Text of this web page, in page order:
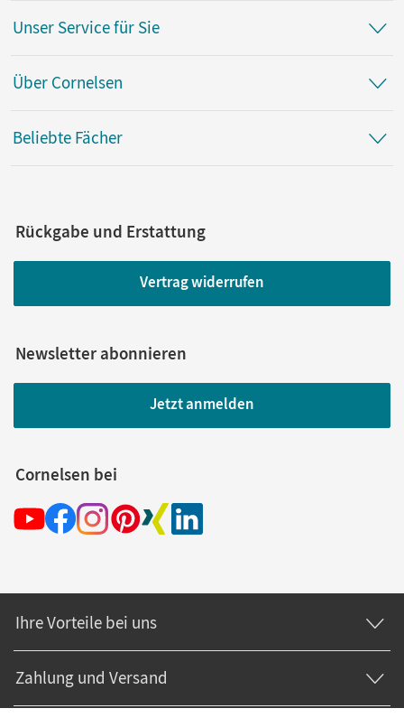
Unser Service für Sie
Über Cornelsen
Beliebte Fächer
Rückgabe und Erstattung
Vertrag widerrufen
Newsletter abonnieren
Jetzt anmelden
Cornelsen bei
Ihre Vorteile bei uns
Zahlung und Versand